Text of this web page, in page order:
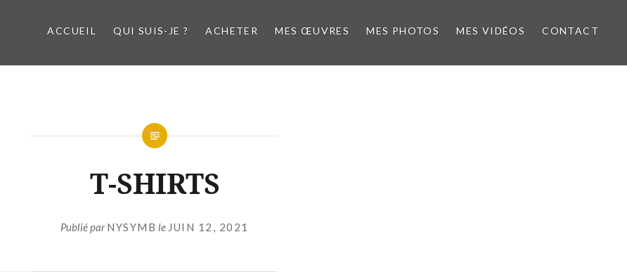
ACCUEIL QUI SUIS-JE ? ACHETER MES ŒUVRES MES PHOTOS MES VIDÉOS CONTACT
T-SHIRTS
Publié parNYSYMB le JUIN 12, 2021